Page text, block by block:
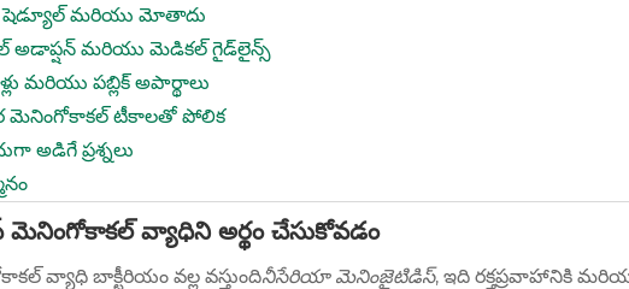
మరియు మోతాదు
అడాప్షన్ మరియు మెడికల్ గైడ్‌లైన్స్
మరియు పబ్లిక్ అపార్థాలు
మెనింగోకాకల్ టీకాలతో పోలిక
అడిగే ప్రశ్నలు
మెనింగోకాకల్ వ్యాధిని అర్థం చేసుకోవడం
వ్యాధి బాక్టీరియం వల్ల వస్తుందినీసేరియా మెనింజైటిడిస్, ఇది రక్తప్రవాహానికి